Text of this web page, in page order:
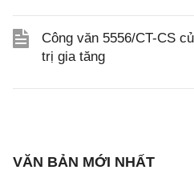
Công văn 5556/CT-CS
trị gia tăng
VĂN BẢN MỚI NHẤT